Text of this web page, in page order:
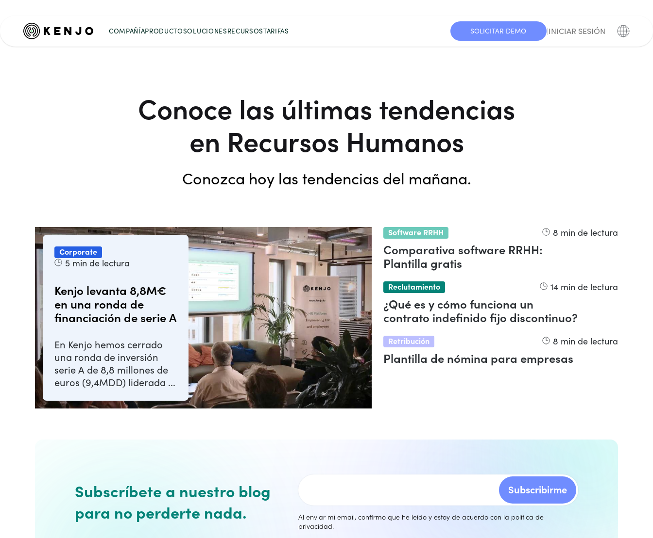
COMPAÑÍAPRODUCTOSOLUCIONESRECURSOSTARIFAS SOLICITAR DEMO |INICIAR SESIÓN
Conoce las últimas tendencias
en Recursos Humanos
Conozca hoy las tendencias del mañana.
Corporate
5 min de lectura
Kenjo levanta 8,8M€
en una ronda de
financiación de serie A
En Kenjo hemos cerrado
una ronda de inversión
serie A de 8,8 millones de
euros (9,4MDD) liderada ...
Software RRHH 8 min de lectura
Comparativa software RRHH:
Plantilla gratis
Reclutamiento 14 min de lectura
¿Qué es y cómo funciona un
contrato indefinido fijo discontinuo?
Retribución 8 min de lectura
Plantilla de nómina para empresas
Subscríbete a nuestro blog
para no perderte nada.
Al enviar mi email, confirmo que he leído y estoy de acuerdo con la política de
privacidad.